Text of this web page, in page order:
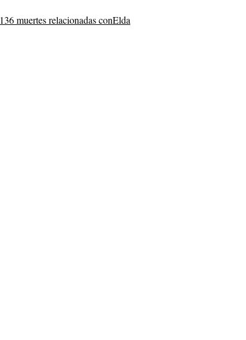
136 muertes relacionadas conElda